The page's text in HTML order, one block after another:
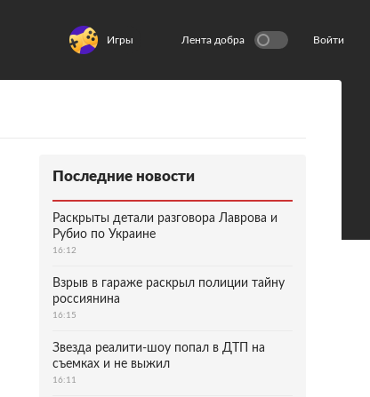
Игры Лента добра Войти
Последние новости
Раскрыты детали разговора Лаврова и
Рубио по Украине
16:12
Взрыв в гараже раскрыл полиции тайну
россиянина
16:15
Звезда реалити-шоу попал в ДТП на
съемках и не выжил
16:11